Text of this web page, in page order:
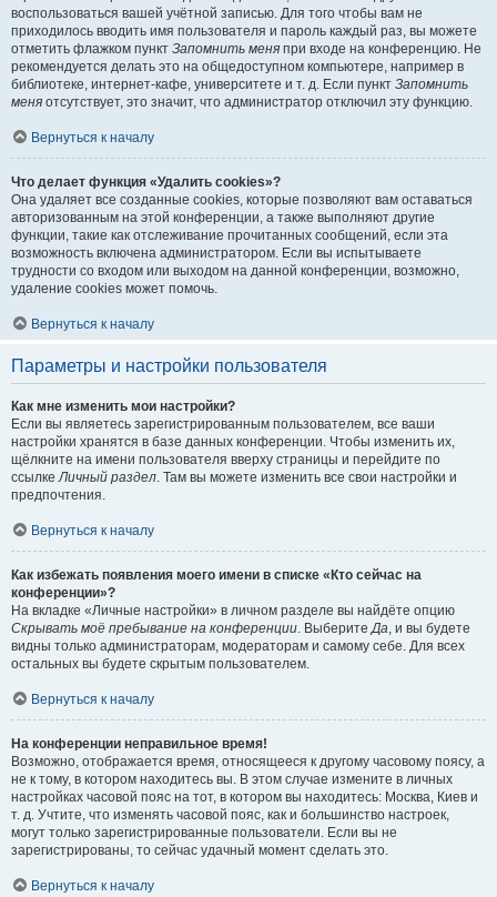
воспользоваться вашей учётной записью. Для того чтобы вам не
приходилось вводить имя пользователя и пароль каждый раз, вы можете
отметить флажком пункт Запомнить меня при входе на конференцию. Не
рекомендуется делать это на общедоступном компьютере, например в
библиотеке, интернет-кафе, университете и т. д. Если пункт Запомнить
меня отсутствует, это значит, что администратор отключил эту функцию.
Вернуться к началу
Что делает функция «Удалить cookies»?
Она удаляет все созданные cookies, которые позволяют вам оставаться
авторизованным на этой конференции, а также выполняют другие
функции, такие как отслеживание прочитанных сообщений, если эта
возможность включена администратором. Если вы испытываете
трудности со входом или выходом на данной конференции, возможно,
удаление cookies может помочь.
Вернуться к началу
Параметры и настройки пользователя
Как мне изменить мои настройки?
Если вы являетесь зарегистрированным пользователем, все ваши
настройки хранятся в базе данных конференции. Чтобы изменить их,
щёлкните на имени пользователя вверху страницы и перейдите по
ссылкеЛичный раздел. Там вы можете изменить все свои настройки и
предпочтения.
Вернуться к началу
Как избежать появления моего имени в списке «Кто сейчас на
конференции»?
На вкладке «Личные настройки» в личном разделе вы найдёте опцию
Скрывать моё пребывание на конференции. ВыберитеДа, и вы будете
видны только администраторам, модераторам и самому себе. Для всех
остальных вы будете скрытым пользователем.
Вернуться к началу
На конференции неправильное время!
Возможно, отображается время, относящееся к другому часовому поясу, а
не к тому, в котором находитесь вы. В этом случае измените в личных
настройках часовой пояс на тот, в котором вы находитесь: Москва, Киев и
т. д. Учтите, что изменять часовой пояс, как и большинство настроек,
могут только зарегистрированные пользователи. Если вы не
зарегистрированы, то сейчас удачный момент сделать это.
Вернуться к началу